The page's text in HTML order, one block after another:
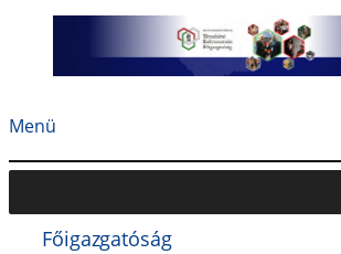
Menü
Főigazgatóság